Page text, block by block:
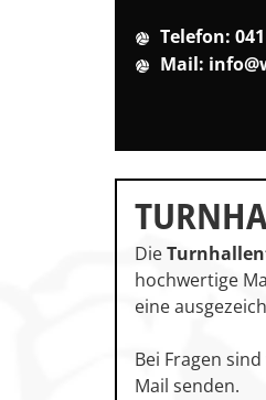
Telefon:
Mail:
Die
hochwertige
eine
Bei Fragen
Mail senden.